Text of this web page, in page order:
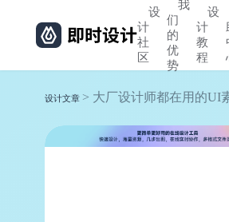
设
计
社
区
我
们
的
优
势
设
计
教
程
设计文章 > 大厂设计师都在用的UI